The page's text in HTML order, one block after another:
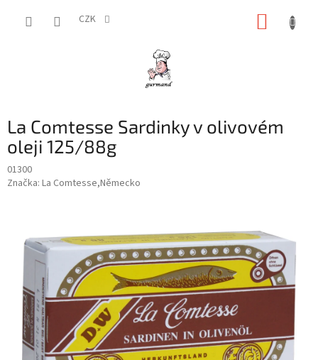
CZK
La Comtesse Sardinky v olivovém
oleji 125/88g
01300
Značka: La Comtesse,Německo